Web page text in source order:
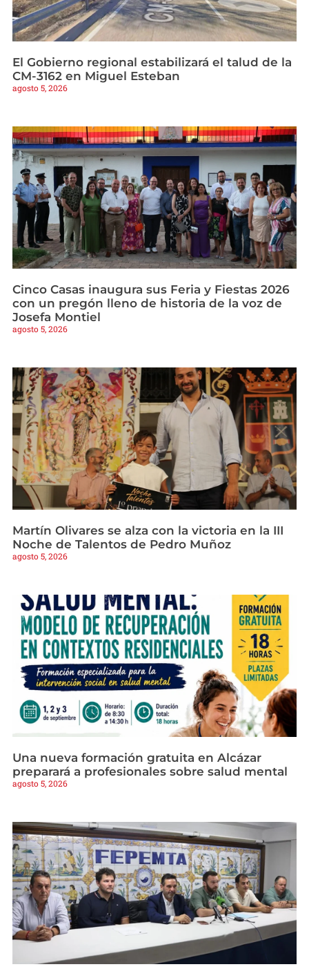
El Gobierno regional estabilizará el talud de la
CM-3162 en Miguel Esteban
agosto 5, 2026
Cinco Casas inaugura sus Feria y Fiestas 2026
con un pregón lleno de historia de la voz de
Josefa Montiel
agosto 5, 2026
Martín Olivares se alza con la victoria en la III
Noche de Talentos de Pedro Muñoz
agosto 5, 2026
Una nueva formación gratuita en Alcázar
preparará a profesionales sobre salud mental
agosto 5, 2026